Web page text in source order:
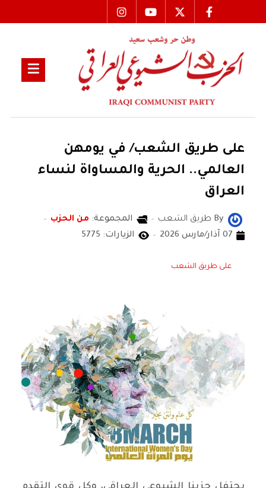
على طريق الشعب/ في يومهن
العالمي.. الحرية والمساواة لنساء
العراق
By طريق الشعب المجموعة: من الحزب
07 آذار/مارس 2026
الزيارات: 5775
على طريق الشعب